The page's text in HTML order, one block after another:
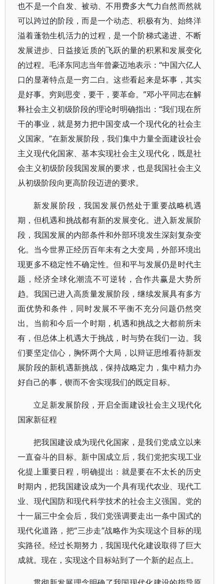
也不是一个自发、被动、不用费多大气力自然而然就
可以跨过的阶段，而是一个动态、积极有为、始终洋
溢着蓬勃生机活力的过程，是一个阶梯式递进、不断
发展进步、日益接近质的飞跃的量的积累和发展变化
的过程。毛泽东同志当年曾豪迈地表示：“中国六亿人
口的显著特点是一穷二白。这些看起来是坏事，其实
是好事。穷则思变，要干，要革命。”邓小平同志在解
释社会主义初级阶段的理论时明确指出：“我们现在所
干的事业，就是努力把中国变成一个现代化的社会主
义国家。”在新发展阶段，我们集中力量全面建设社会
主义现代化国家、基本实现社会主义现代化，既是社
会主义初级阶段我国发展的要求，也是我国社会主义
从初级阶段向更高阶段迈进的要求。
新发展阶段，我国发展仍然处于重要战略机遇
期，但机遇和挑战都有新的发展变化。进入新发展阶
段，我国发展的内部条件和外部环境发生深刻复杂变
化。当今世界正经历百年未有之大变局，外部环境出
现更多不稳定性不确定性。但和平与发展仍是时代主
题，经济全球化潮流不可逆转，合作共赢是大势所
趋。我国已进入高质量发展阶段，继续发展具有多方
面优势和条件，同时发展不平衡不充分问题仍然突
出。当前和今后一个时期，机遇和挑战之大都前所未
有，但总体上机遇大于挑战，时与势在我们一边。我
们要坚定信心，胸怀两个大局，以辩证思维看待新发
展阶段的新机遇新挑战，保持战略定力，集中精力办
好自己的事，锲而不舍实现我们的既定目标。
立足新发展阶段，开启全面建设社会主义现代化
国家新征程
把我国建设成为现代化国家，是我们党成立以来
一直奋斗的目标。新中国成立后，我们党把实现工业
化提上重要日程，明确提出：就是要在不太长的历史
时期内，把我国建设成为一个具有现代农业、现代工
业、现代国防和现代科学技术的社会主义强国。党的
十一届三中全会后，我们党强调要走出一条中国式的
现代化道路，把“三步走”战略作为实现这个目标的现
实路径。经过长期努力，我国现代化建设取得了巨大
成就。现在，实现这个目标站到了一个新的起点上。